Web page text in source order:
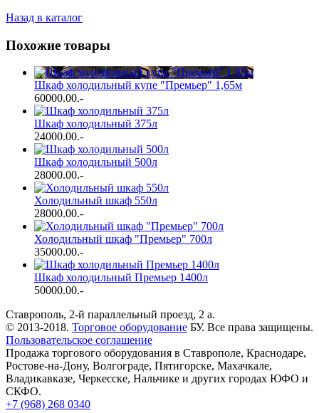
Назад в каталог
Похожие товары
Шкаф холодильный купе "Премьер" 1,65м
60000.00.-
Шкаф холодильный 375л
24000.00.-
Шкаф холодильный 500л
28000.00.-
Холодильный шкаф 550л
28000.00.-
Холодильный шкаф "Премьер" 700л
35000.00.-
Шкаф холодильный Премьер 1400л
50000.00.-
Ставрополь, 2-й параллельный проезд, 2 a.
© 2013-2018. Торговое оборудование БУ. Все права защищены.
Пользовательское соглашение
Продажа торгового оборудования в Ставрополе, Краснодаре,
Ростове-на-Дону, Волгограде, Пятигорске, Махачкале,
Владикавказе, Черкесске, Нальчике и других городах ЮФО и
СКФО.
+7 (968) 268 0340